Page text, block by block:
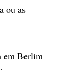
ou as
em Berlim